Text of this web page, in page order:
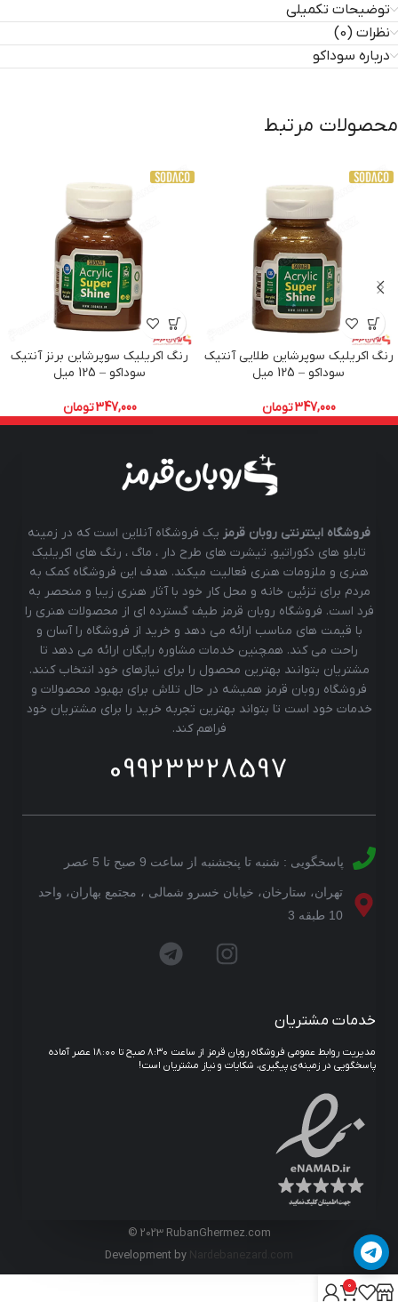
توضیحات تکمیلی
نظرات (0)
درباره سوداکو
محصولات مرتبط
رنگ اکریلیک سوپرشاین طلایی آنتیک
سوداکو – 125 میل
347,000تومان
رنگ اکریلیک سوپرشاین برنز آنتیک
سوداکو – 125 میل
347,000تومان
فروشگاه اینترنتی روبان قرمز یک فروشگاه آنلاین است که در زمینه
تابلو های دکوراتیو، تیشرت های طرح دار ، ماگ ، رنگ های اکریلیک
هنری و ملزومات هنری فعالیت میکند. هدف این فروشگاه کمک به
مردم برای تزئین خانه و محل کار خود با آثار هنری زیبا و منحصر به
فرد است. فروشگاه روبان قرمز طیف گسترده ای از محصولات هنری را
با قیمت های مناسب ارائه می دهد و خرید از فروشگاه را آسان و
راحت می کند. همچنین خدمات مشاوره رایگان ارائه می دهد تا
مشتریان بتوانند بهترین محصول را برای نیازهای خود انتخاب کنند.
فروشگاه روبان قرمز همیشه در حال تلاش برای بهبود محصولات و
خدمات خود است تا بتواند بهترین تجربه خرید را برای مشتریان خود
فراهم کند.
09923328597
پاسخگویی : شنبه تا پنجشنبه از ساعت 9 صبح تا 5 عصر
تهران، ستارخان، خیابان خسرو شمالی ، مجتمع بهاران، واحد
10 طبقه 3
خدمات مشتریان
مدیریت روابط عمومی فروشگاه روبان قرمز از ساعت ۸:۳۰ صبح تا ۱۸:۰۰ عصر آماده
پاسخگویی در زمینه‌ی پیگیری، شکایات و نیاز مشتریان است!
© 2023 RubanGhermez.com
Development by Nardebanezard.com
0